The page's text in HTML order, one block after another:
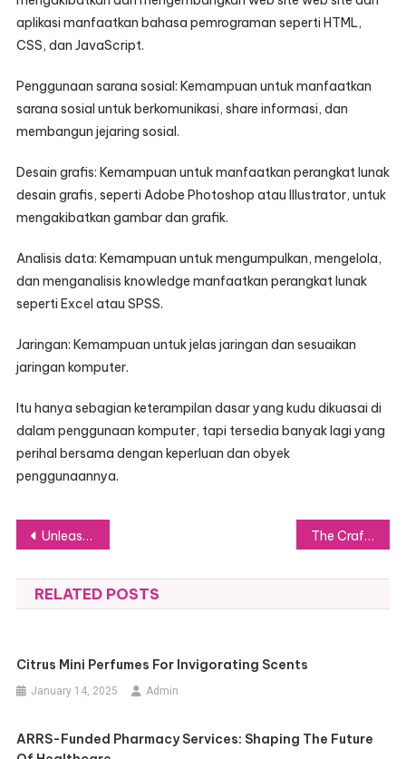
aplikasi manfaatkan bahasa pemrograman seperti HTML,
CSS, dan JavaScript.
Penggunaan sarana sosial: Kemampuan untuk manfaatkan
sarana sosial untuk berkomunikasi, share informasi, dan
membangun jejaring sosial.
Desain grafis: Kemampuan untuk manfaatkan perangkat lunak
desain grafis, seperti Adobe Photoshop atau Illustrator, untuk
mengakibatkan gambar dan grafik.
Analisis data: Kemampuan untuk mengumpulkan, mengelola,
dan menganalisis knowledge manfaatkan perangkat lunak
seperti Excel atau SPSS.
Jaringan: Kemampuan untuk jelas jaringan dan sesuaikan
jaringan komputer.
Itu hanya sebagian keterampilan dasar yang kudu dikuasai di
dalam penggunaan komputer, tapi tersedia banyak lagi yang
perihal bersama dengan keperluan dan obyek
penggunaannya.
Post
navigation
Unleash Your Inner Artist at Kedi Studio, London’s Vibrant Art Haven The Craft of Chains: Essential Tips and Current Trends
RELATED POSTS
Citrus Mini Perfumes For Invigorating Scents
January 14, 2025 Admin
ARRS-Funded Pharmacy Services: Shaping The Future